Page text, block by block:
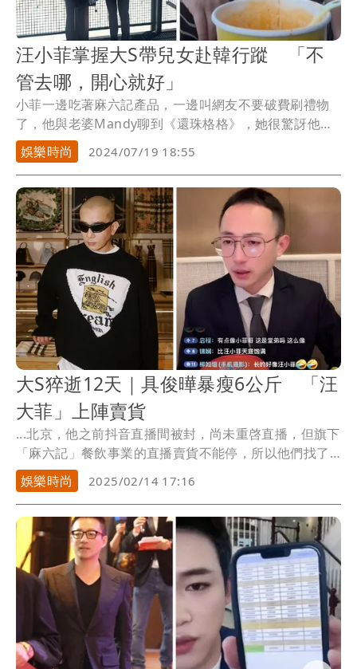
汪小菲掌握大S帶兒女赴韓行蹤 「不
管去哪，開心就好」
小菲一邊吃著麻六記產品，一邊叫網友不要破費刷禮物
了，他與老婆Mandy聊到《還珠格格》，她很驚訝他
竟...
娛樂時尚 2024/07/19 18:55
大S猝逝12天｜具俊曄暴瘦6公斤 「汪
大菲」上陣賣貨
...北京，他之前抖音直播間被封，尚未重啓直播，但旗下
「麻六記」餐飲事業的直播賣貨不能停，所以他們找了
長相...
娛樂時尚 2025/02/14 17:16